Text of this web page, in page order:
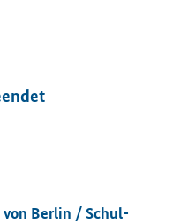
Berlin / Schul-